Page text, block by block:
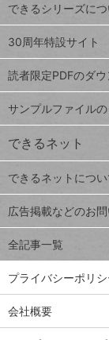
Google
スプレ
ッドシ
ート
iPhone
VLOOKUP
close
閉じ
る
ト
ッ
プ
ペ
ジ
連載
Excel Q&A
トイアンナ流仕
事術
PowerAutomate
ではじめる業務
の完全自動化
AI議事録作成術
できるシリーズにつ
30周年特設サイト
読者限定PDFのダウ
サンプルファイル
できるネット
できるネットについ
広告掲載などのお
全記事一覧
プライバシーポリシ
会社概要